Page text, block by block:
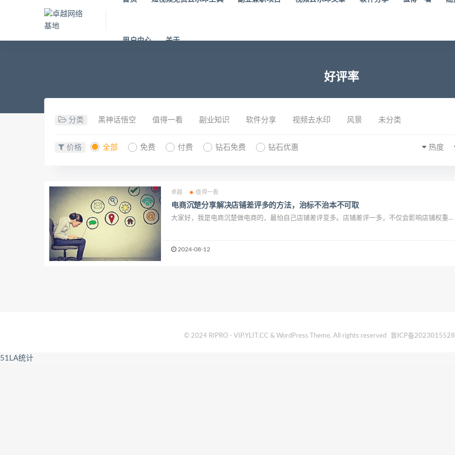
用户中心 关于
好评率
分类 黑神话悟空 值得一看 副业知识 软件分享 视频去水印 风景 未分类
价格 全部 免费 付费 钻石免费 钻石优惠 热度
卓越 值得一看
电商沉楚分享解决店铺差评多的方法，治标不治本不可取
大家好，我是电商沉楚做电商的，最怕自己店铺差评变多。店铺差评一多，不仅会影响店铺权重...
2024-08-12
© 2024 RIPRO - VIP.YLIT.CC & WordPress Theme. All rights reserved 晋ICP备
51LA统计